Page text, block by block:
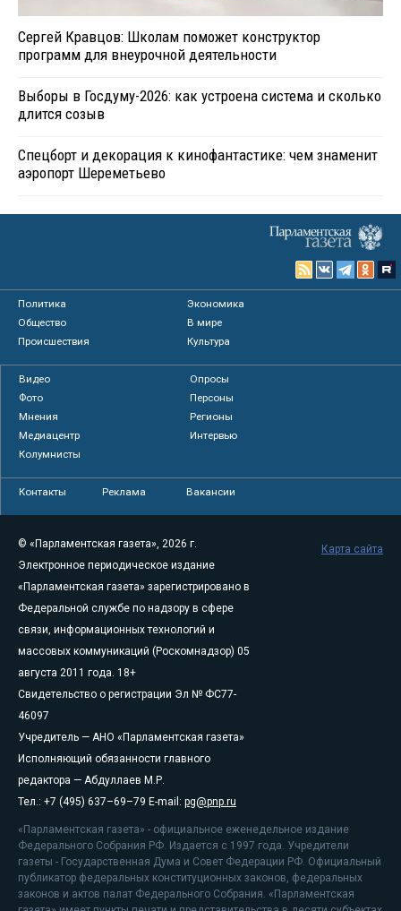
Сергей Кравцов: Школам поможет конструктор
программ для внеурочной деятельности
Выборы в Госдуму-2026: как устроена система и сколько
длится созыв
Спецборт и декорация к кинофантастике: чем знаменит
аэропорт Шереметьево
Политика
Экономика
Общество
В мире
Происшествия
Культура
Видео
Опросы
Фото
Персоны
Мнения
Регионы
Медиацентр
Интервью
Колумнисты
Контакты Реклама Вакансии
© «Парламентская газета», 2026 г.
Электронное периодическое издание
«Парламентская газета» зарегистрировано в
Федеральной службе по надзору в сфере
связи, информационных технологий и
массовых коммуникаций (Роскомнадзор) 05
августа 2011 года. 18+
Свидетельство о регистрации Эл № ФС77-
46097
Учредитель — АНО «Парламентская газета»
Исполняющий обязанности главного
редактора — Абдуллаев М.Р.
Тел.: +7 (495) 637–69–79 E-mail: pg@pnp.ru
«Парламентская газета» - официальное еженедельное издание
Федерального Собрания РФ. Издается с 1997 года. Учредители
газеты - Государственная Дума и Совет Федерации РФ. Официальный
публикатор федеральных конституционных законов, федеральных
законов и актов палат Федерального Собрания. «Парламентская
Карта сайта